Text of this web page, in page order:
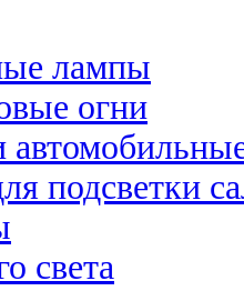
лампы
огни
подсветки
света